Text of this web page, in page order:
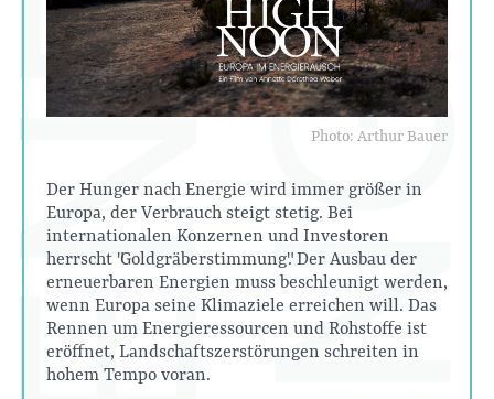
Photo: Arthur Bauer
Der Hunger nach Energie wird immer größer in
Europa, der Verbrauch steigt stetig. Bei
internationalen Konzernen und Investoren
herrscht "Goldgräberstimmung". Der Ausbau der
erneuerbaren Energien muss beschleunigt werden,
wenn Europa seine Klimaziele erreichen will. Das
Rennen um Energieressourcen und Rohstoffe ist
eröffnet, Landschaftszerstörungen schreiten in
hohem Tempo voran.